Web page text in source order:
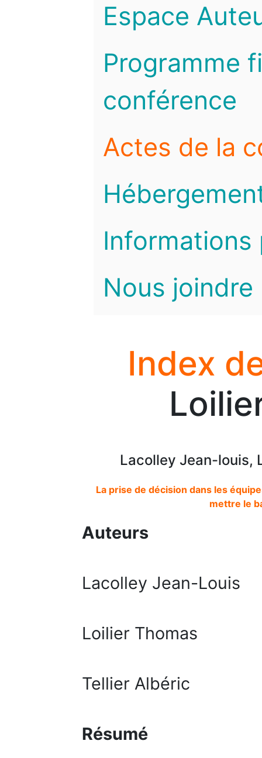
Espace
Programme
conférence
Actes de la
Informations
Nous joindre
Index
Lacolley Jean-louis,
La prise de décision dans les
mettre le
Auteurs
Lacolley Jean-Louis
Loilier Thomas
Tellier Albéric
Résumé